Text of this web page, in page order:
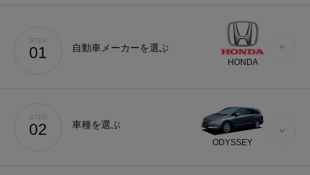
STEP.
01 自動車メーカーを選ぶ
HONDA
STEP.
02 車種を選ぶ
ODYSSEY